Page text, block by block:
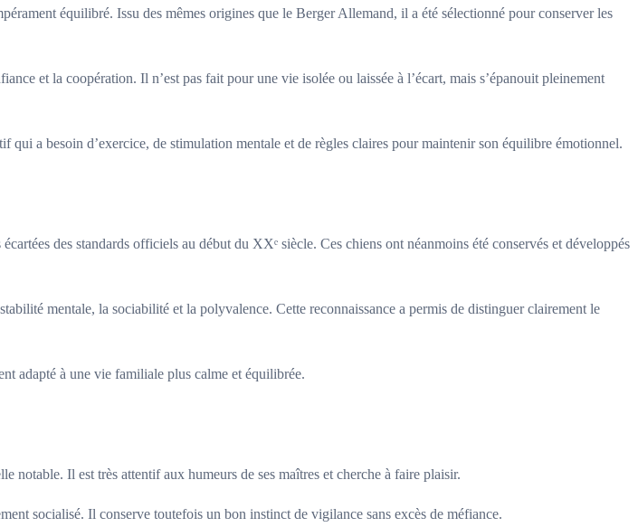
équilibré. Issu des mêmes origines que le Berger Allemand, il a été sélectionné pour conserver les
et la coopération. Il n’est pas fait pour une vie isolée ou laissée à l’écart, mais s’épanouit pleinement
a besoin d’exercice, de stimulation mentale et de règles claires pour maintenir son équilibre émotionnel.
des standards officiels au début du XXᵉ siècle. Ces chiens ont néanmoins été conservés et développés
mentale, la sociabilité et la polyvalence. Cette reconnaissance a permis de distinguer clairement le
adapté à une vie familiale plus calme et équilibrée.
notable. Il est très attentif aux humeurs de ses maîtres et cherche à faire plaisir.
socialisé. Il conserve toutefois un bon instinct de vigilance sans excès de méfiance.